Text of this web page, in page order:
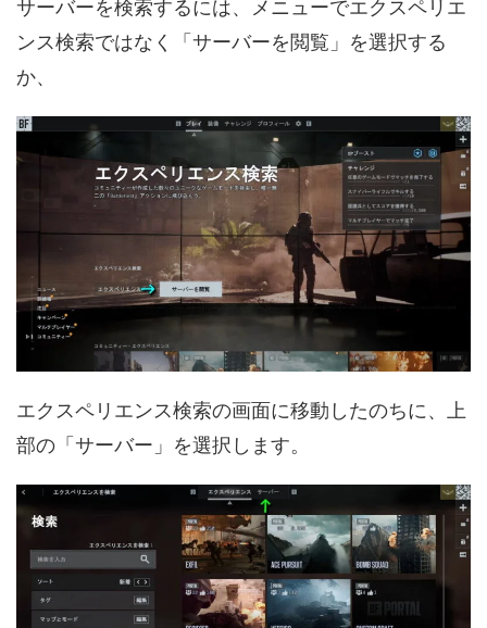
サーバーを検索するには、メニューでエクスペリエ
ンス検索ではなく「サーバーを閲覧」を選択する
か、
エクスペリエンス検索の画面に移動したのちに、上
部の「サーバー」を選択します。